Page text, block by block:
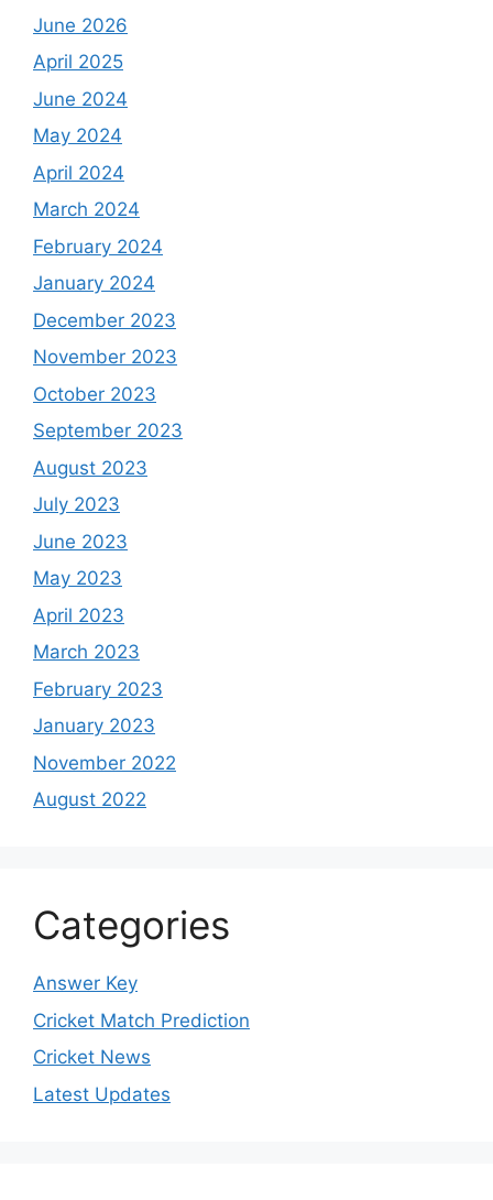
June 2026
April 2025
June 2024
May 2024
April 2024
March 2024
February 2024
January 2024
December 2023
November 2023
October 2023
September 2023
August 2023
July 2023
June 2023
May 2023
April 2023
March 2023
February 2023
January 2023
November 2022
August 2022
Categories
Answer Key
Cricket Match Prediction
Cricket News
Latest Updates